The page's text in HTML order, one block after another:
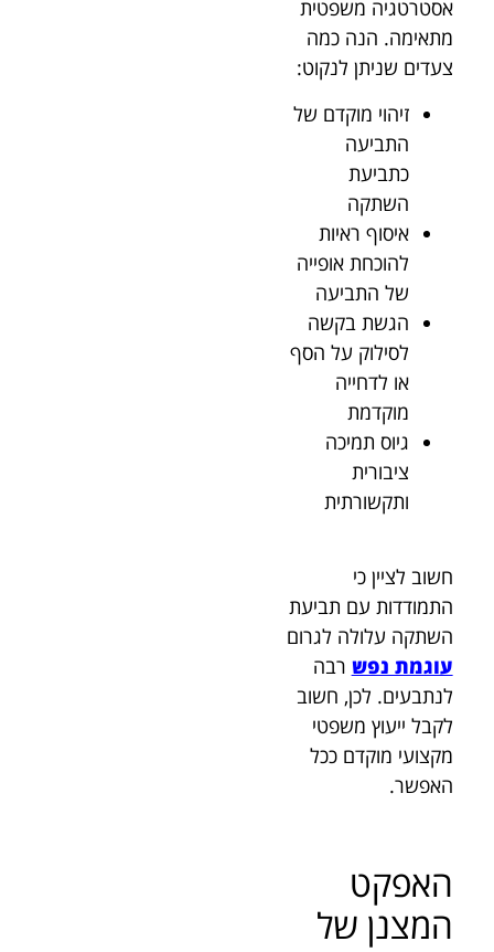
אסטרטגיה משפטית
מתאימה. הנה כמה
צעדים שניתן לנקוט:
זיהוי מוקדם של
התביעה
כתביעת
השתקה
איסוף ראיות
להוכחת אופייה
של התביעה
הגשת בקשה
לסילוק על הסף
או לדחייה
מוקדמת
גיוס תמיכה
ציבורית
ותקשורתית
חשוב לציין כי
התמודדות עם תביעת
השתקה עלולה לגרום
עוגמת נפש רבה
לנתבעים. לכן, חשוב
לקבל ייעוץ משפטי
מקצועי מוקדם ככל
האפשר.
האפקט
המצנן של